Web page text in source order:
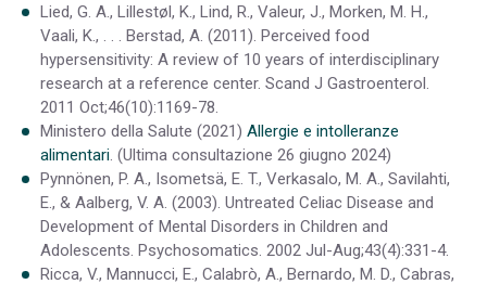
Lied, G. A., Lillestøl, K., Lind, R., Valeur, J., Morken, M. H.,
Vaali, K., . . . Berstad, A. (2011). Perceived food
hypersensitivity: A review of 10 years of interdisciplinary
research at a reference center. Scand J Gastroenterol.
2011 Oct;46(10):1169-78.
Ministero della Salute (2021) Allergie e intolleranze
alimentari. (Ultima consultazione 26 giugno 2024)
Pynnönen, P. A., Isometsä, E. T., Verkasalo, M. A., Savilahti,
E., & Aalberg, V. A. (2003). Untreated Celiac Disease and
Development of Mental Disorders in Children and
Adolescents. Psychosomatics. 2002 Jul-Aug;43(4):331-4.
Ricca, V., Mannucci, E., Calabrò, A., Bernardo, M. D., Cabras,